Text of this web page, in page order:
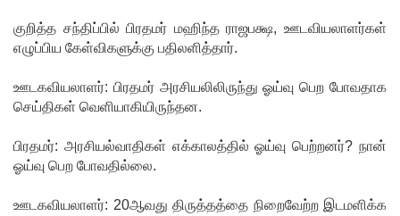
கைது!
நாடு
தழுவிய
சோதனை
களில்
தரமற்ற
தலைக்கவ
குறித்த சந்திப்பில் பிரதமர் மஹிந்த ராஜபக்ஷ, ஊடவியலாளர்கள்
எழுப்பிய கேள்விகளுக்கு பதிலளித்தார்.
ஊடகவியலாளர்: பிரதமர் அரசியலிலிருந்து ஓய்வு பெற போவதாக
செய்திகள் வெளியாகியிருந்தன.
பிரதமர்: அரசியல்வாதிகள் எக்காலத்தில் ஓய்வு பெற்றனர்? நான்
ஓய்வு பெற போவதில்லை.
ஊடகவியலாளர்: 20ஆவது திருத்தத்தை நிறைவேற்ற இடமளிக்க